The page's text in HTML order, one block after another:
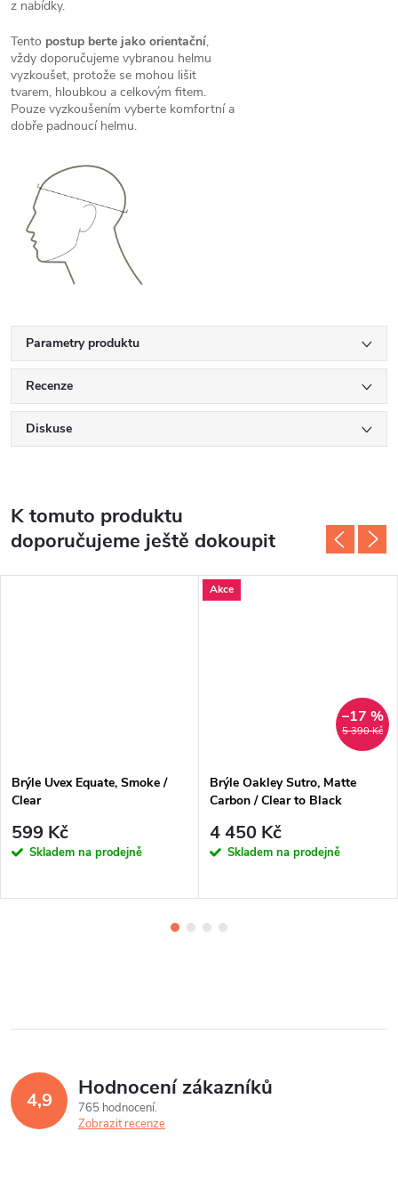
z nabídky.
Tento postup berte jako orientační,
vždy doporučujeme vybranou helmu
vyzkoušet, protože se mohou lišit
tvarem, hloubkou a celkovým fitem.
Pouze vyzkoušením vyberte komfortní a
dobře padnoucí helmu.
Parametry produktu
Recenze
Diskuse
K tomuto produktu
doporučujeme ještě dokoupit
Brýle Uvex Equate, Smoke /
Clear
599 Kč
Skladem na prodejně
Akce
5 390 Kč
–17 %
Brýle Oakley Sutro, Matte
Carbon / Clear to Black
4 450 Kč
Skladem na prodejně
4,9 Hodnocení zákazníků
765 hodnocení
Zobrazit recenze